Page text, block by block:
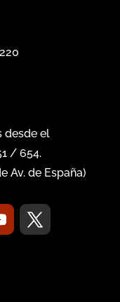
desde el
/ 654.
Av. de España)